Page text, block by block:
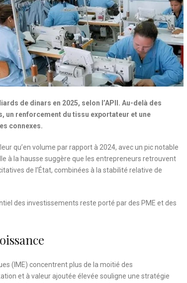
de dinars en 2025, selon l’APII. Au-delà des
un renforcement du tissu exportateur et une
connexes.
qu’en volume par rapport à 2024, avec un pic notable
à la hausse suggère que les entrepreneurs retrouvent
de l’État, combinées à la stabilité relative de
des investissements reste porté par des PME et des
(IME) concentrent plus de la moitié des
et à valeur ajoutée élevée souligne une stratégie